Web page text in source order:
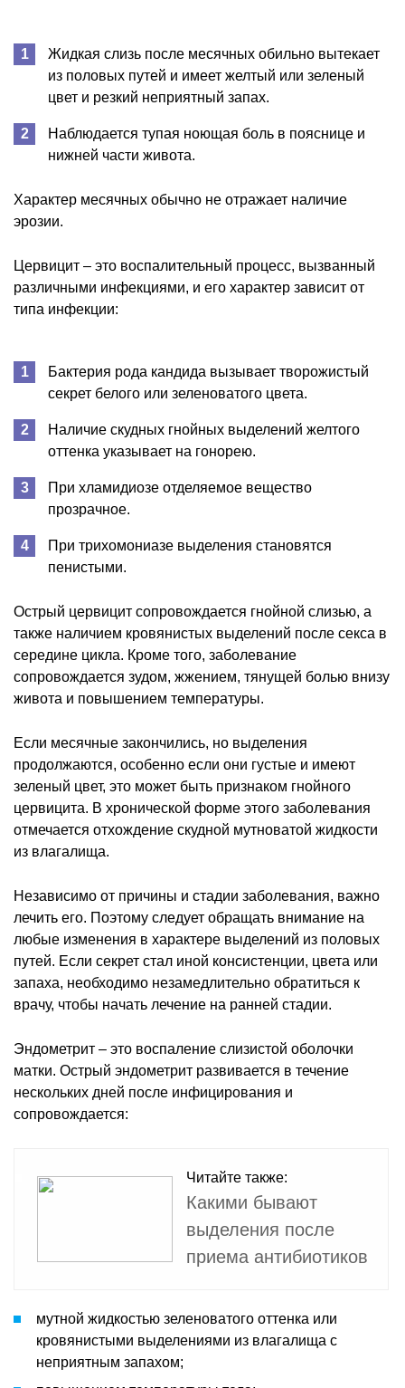
Жидкая слизь после месячных обильно вытекает
из половых путей и имеет желтый или зеленый
цвет и резкий неприятный запах.
Наблюдается тупая ноющая боль в пояснице и
нижней части живота.
Характер месячных обычно не отражает наличие
эрозии.
Цервицит – это воспалительный процесс, вызванный
различными инфекциями, и его характер зависит от
типа инфекции:
Бактерия рода кандида вызывает творожистый
секрет белого или зеленоватого цвета.
Наличие скудных гнойных выделений желтого
оттенка указывает на гонорею.
При хламидиозе отделяемое вещество
прозрачное.
При трихомониазе выделения становятся
пенистыми.
Острый цервицит сопровождается гнойной слизью, а
также наличием кровянистых выделений после секса в
середине цикла. Кроме того, заболевание
сопровождается зудом, жжением, тянущей болью внизу
живота и повышением температуры.
Если месячные закончились, но выделения
продолжаются, особенно если они густые и имеют
зеленый цвет, это может быть признаком гнойного
цервицита. В хронической форме этого заболевания
отмечается отхождение скудной мутноватой жидкости
из влагалища.
Независимо от причины и стадии заболевания, важно
лечить его. Поэтому следует обращать внимание на
любые изменения в характере выделений из половых
путей. Если секрет стал иной консистенции, цвета или
запаха, необходимо незамедлительно обратиться к
врачу, чтобы начать лечение на ранней стадии.
Эндометрит – это воспаление слизистой оболочки
матки. Острый эндометрит развивается в течение
нескольких дней после инфицирования и
сопровождается:
Читайте также:
Какими бывают
выделения после
приема антибиотиков
мутной жидкостью зеленоватого оттенка или
кровянистыми выделениями из влагалища с
неприятным запахом;